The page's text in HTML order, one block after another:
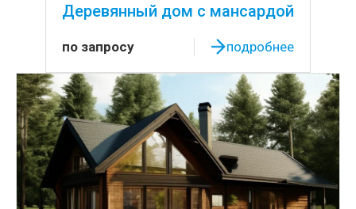
Деревянный дом с мансардой
по запросу подробнее